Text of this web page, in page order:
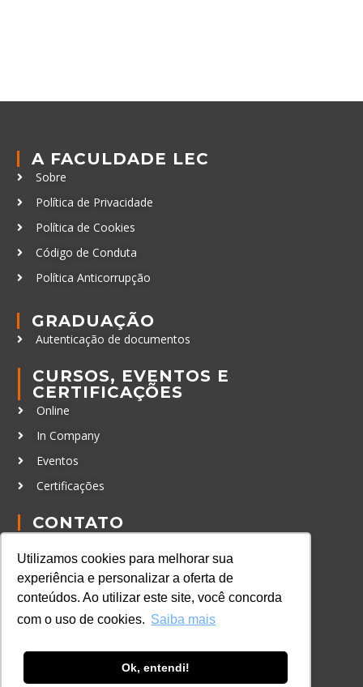
Utilizamos cookies para melhorar sua
experiência e personalizar a oferta de
conteúdos. Ao utilizar este site, você concorda
com o uso de cookies. Saiba mais
Ok, entendi!
A FACULDADE LEC
Sobre
Política de Privacidade
Política de Cookies
Código de Conduta
Política Anticorrupção
GRADUAÇÃO
Autenticação de documentos
CURSOS, EVENTOS E
CERTIFICAÇÕES
Online
In Company
Eventos
Certificações
CONTATO
+55 11 98924-8322
contato@lec.com.br
Consulte aqui o cadastro da Instituição no